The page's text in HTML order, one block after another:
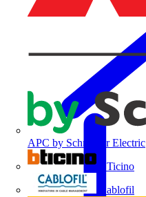
APC by Schneider Electric
BTicino
Cablofil